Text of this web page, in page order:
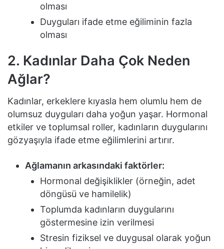
olması
Duyguları ifade etme eğiliminin fazla
olması
2. Kadınlar Daha Çok Neden
Ağlar?
Kadınlar, erkeklere kıyasla hem olumlu hem de
olumsuz duyguları daha yoğun yaşar. Hormonal
etkiler ve toplumsal roller, kadınların duygularını
gözyaşıyla ifade etme eğilimlerini artırır.
Ağlamanın arkasındaki faktörler:
Hormonal değişiklikler (örneğin, adet
döngüsü ve hamilelik)
Toplumda kadınların duygularını
göstermesine izin verilmesi
Stresin fiziksel ve duygusal olarak yoğun